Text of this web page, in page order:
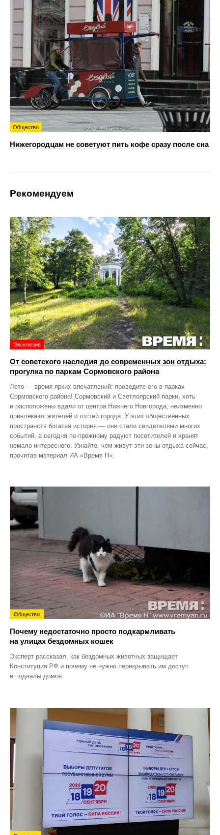
Общество
Нижегородцам не советуют пить кофе сразу после сна
Рекомендуем
Эксклюзив
От советского наследия до современных зон отдыха:
прогулка по паркам Сормовского района
Лето — время ярких впечатлений: проведите его в парках
Сормовского района! Сормовский и Светлоярский парки, хоть
и расположены вдали от центра Нижнего Новгорода, неизменно
привлекают жителей и гостей города. У этих общественных
пространств богатая история — они стали свидетелями многих
событий, а сегодня по‑прежнему радуют посетителей и хранят
немало интересного. Узнайте, чем живут эти зоны отдыха сейчас,
прочитав материал ИА «Время Н».
Общество
Почему недостаточно просто подкармливать
на улицах бездомных кошек
Эксперт рассказал, как бездомных животных защищает
Конституция РФ и почему не нужно перекрывать им доступ
в подвалы домов.